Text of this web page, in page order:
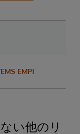
EMPI
い他のリ